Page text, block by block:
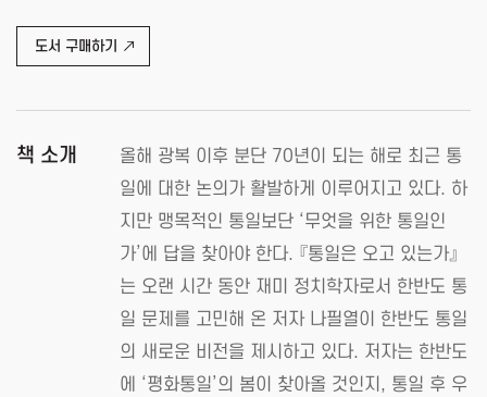
도서 구매하기
책 소개
올해 광복 이후 분단 70년이 되는 해로 최근 통
일에 대한 논의가 활발하게 이루어지고 있다. 하
지만 맹목적인 통일보단 ‘무엇을 위한 통일인
가’에 답을 찾아야 한다. 『통일은 오고 있는가』
는 오랜 시간 동안 재미 정치학자로서 한반도 통
일 문제를 고민해 온 저자 나필열이 한반도 통일
의 새로운 비전을 제시하고 있다. 저자는 한반도
에 ‘평화통일’의 봄이 찾아올 것인지, 통일 후 우